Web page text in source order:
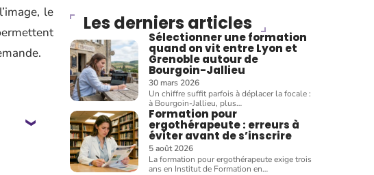
le
Les derniers articles
Sélectionner une formation
quand on vit entre Lyon et
Grenoble autour de
Bourgoin-Jallieu
30 mars 2026
Un chiffre suffit parfois à déplacer la focale :
à Bourgoin-Jallieu, plus…
Formation pour
ergothérapeute : erreurs à
éviter avant de s’inscrire
5 août 2026
La formation pour ergothérapeute exige trois
ans en Institut de Formation en…